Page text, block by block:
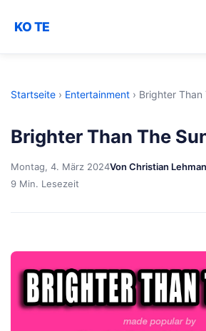
KO TE
Startseite › Entertainment › Brighter Than
Brighter Than The
Montag, 4. März 2024Von Christian
9 Min. Lesezeit